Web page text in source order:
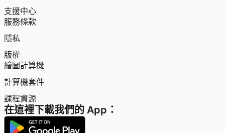
支援中心
服務條款
隱私
版權
繪圖計算機
計算機套件
課程資源
在這裡下載我們的 App：